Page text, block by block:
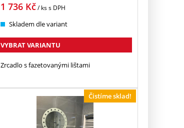
1 736 Kč/ kss DPH
Skladem dle variant
VYBRAT VARIANTU
Zrcadlo s fazetovanými lištami
Čistíme sklad!